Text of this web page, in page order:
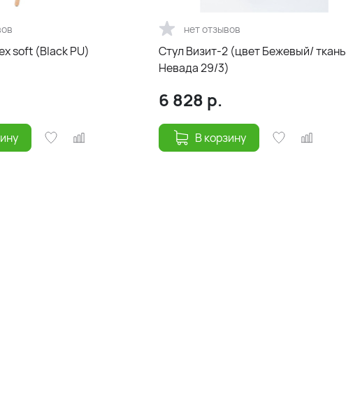
soft (Black PU)
нет отзывов
Стул Визит-2 (цвет Бежевый/ ткань
Невада 29/3)
6 828 р.
В корзину